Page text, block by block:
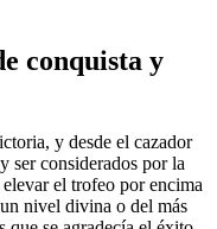
conquista y
y desde el cazador
ser considerados por la
el trofeo por encima
nivel divina o del más